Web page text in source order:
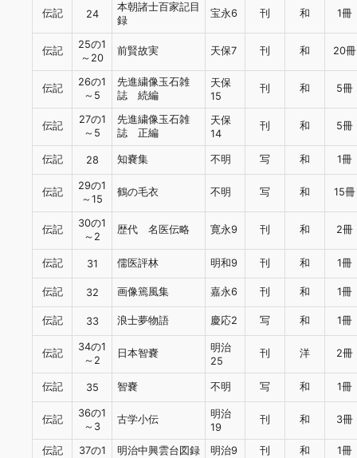
伝記 24
本朝諸士百家記目
録
宝永6 刊 和 1冊
伝記
25の1
～20
前賢故実 天保7 刊 和 20冊
伝記
26の1
～5
先進繍像玉石雑
誌 続編
天保
15
刊 和 5冊
伝記
27の1
～5
先進繍像玉石雑
誌 正編
天保
14
刊 和 5冊
伝記 28 知嚢集 不明 写 和 1冊
伝記
29の1
～15
鶴の毛衣 不明 写 和 15冊
伝記
30の1
～2
歴代 名医伝略 寛永9 刊 和 2冊
伝記 31 儒医評林 明和9 刊 和 1冊
伝記 32 画像篶風集 嘉永6 刊 和 1冊
伝記 33 浪士夢物語 慶応2 写 和 1冊
伝記
34の1
～2
日本智嚢
明治
25
刊 洋 2冊
伝記 35 智嚢 不明 写 和 1冊
伝記
36の1
～3
古学小伝
明治
19
刊 和 3冊
伝記 37の1 明治中興雲台図録 明治9 刊 和
1冊